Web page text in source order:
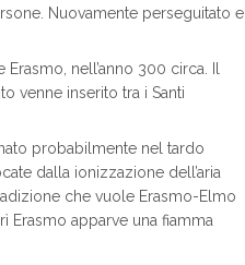
Nuovamente perseguitato e
nell’anno 300 circa. Il
venne inserito tra i Santi
probabilmente nel tardo
dalla ionizzazione dell’aria
che vuole Erasmo-Elmo
apparve una fiamma